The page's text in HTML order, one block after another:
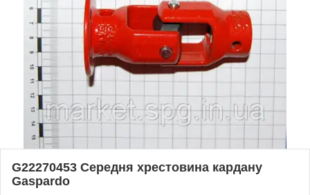
G22270453 Середня хрестовина кардану
Gaspardo